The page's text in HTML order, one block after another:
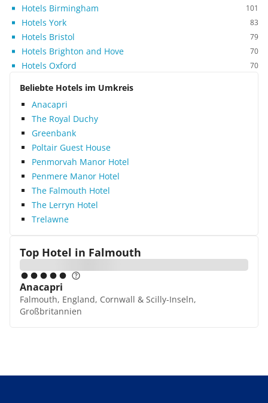
Hotels Birmingham 101
Hotels York 83
Hotels Bristol 79
Hotels Brighton and Hove 70
Hotels Oxford 70
Beliebte Hotels im Umkreis
Anacapri
The Royal Duchy
Greenbank
Poltair Guest House
Penmorvah Manor Hotel
Penmere Manor Hotel
The Falmouth Hotel
The Lerryn Hotel
Trelawne
Top Hotel in Falmouth
Anacapri
Falmouth, England, Cornwall & Scilly-Inseln,
Großbritannien